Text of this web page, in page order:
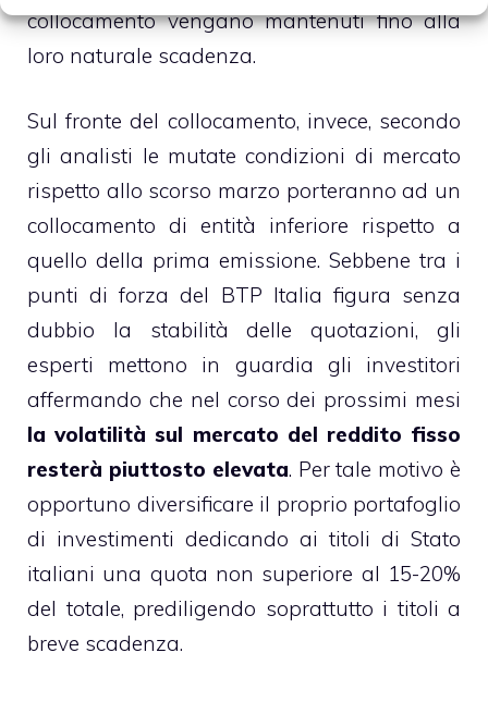
collocamento vengano mantenuti fino alla
loro naturale scadenza.
Sul fronte del collocamento, invece, secondo
gli analisti le mutate condizioni di mercato
rispetto allo scorso marzo porteranno ad un
collocamento di entità inferiore rispetto a
quello della prima emissione. Sebbene tra i
punti di forza del BTP Italia figura senza
dubbio la stabilità delle quotazioni, gli
esperti mettono in guardia gli investitori
affermando che nel corso dei prossimi mesi
la volatilità sul mercato del reddito fisso
resterà piuttosto elevata. Per tale motivo è
opportuno diversificare il proprio portafoglio
di investimenti dedicando ai titoli di Stato
italiani una quota non superiore al 15-20%
del totale, prediligendo soprattutto i titoli a
breve scadenza.